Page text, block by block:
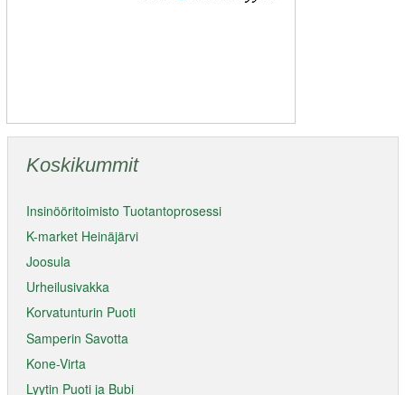
Koskikummit
Insinööritoimisto Tuotantoprosessi
K-market Heinäjärvi
Joosula
Urheilusivakka
Korvatunturin Puoti
Samperin Savotta
Kone-Virta
Lyytin Puoti ja Bubi